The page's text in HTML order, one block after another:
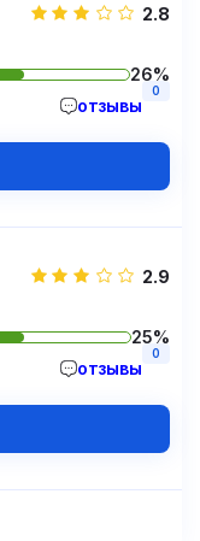
2.8
26%
отзывы
0
2.9
25%
отзывы
0